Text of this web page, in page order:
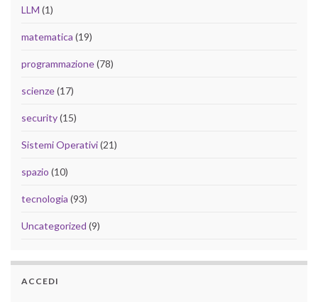
LLM (1)
matematica (19)
programmazione(78)
scienze(17)
security(15)
Sistemi Operativi(21)
spazio (10)
tecnologia (93)
Uncategorized (9)
ACCEDI